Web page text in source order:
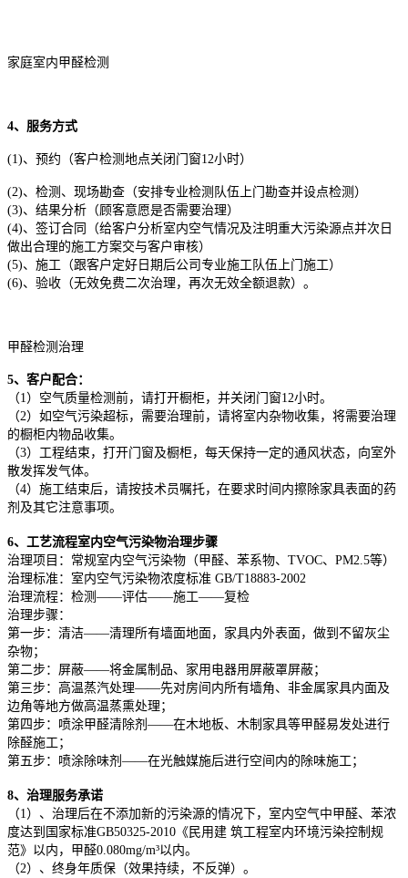
家庭室内甲醛检测
4、服务方式
(1)、预约（客户检测地点关闭门窗12小时）
(2)、检测、现场勘查（安排专业检测队伍上门勘查并设点检测）
(3)、结果分析（顾客意愿是否需要治理）
(4)、签订合同（给客户分析室内空气情况及注明重大污染源点并次日
做出合理的施工方案交与客户审核）
(5)、施工（跟客户定好日期后公司专业施工队伍上门施工）
(6)、验收（无效免费二次治理，再次无效全额退款）。
甲醛检测治理
5、客户配合：
（1）空气质量检测前，请打开橱柜，并关闭门窗12小时。
（2）如空气污染超标，需要治理前，请将室内杂物收集，将需要治理
的橱柜内物品收集。
（3）工程结束，打开门窗及橱柜，每天保持一定的通风状态，向室外
散发挥发气体。
（4）施工结束后，请按技术员嘱托，在要求时间内擦除家具表面的药
剂及其它注意事项。
6、工艺流程室内空气污染物治理步骤
治理项目：常规室内空气污染物（甲醛、苯系物、TVOC、PM2.5等）
治理标准：室内空气污染物浓度标准 GB/T18883-2002
治理流程：检测——评估——施工——复检
治理步骤：
第一步：清洁——清理所有墙面地面，家具内外表面，做到不留灰尘
杂物；
第二步：屏蔽——将金属制品、家用电器用屏蔽罩屏蔽；
第三步：高温蒸汽处理——先对房间内所有墙角、非金属家具内面及
边角等地方做高温蒸熏处理；
第四步：喷涂甲醛清除剂——在木地板、木制家具等甲醛易发处进行
除醛施工；
第五步：喷涂除味剂——在光触媒施后进行空间内的除味施工；
8、治理服务承诺
（1）、治理后在不添加新的污染源的情况下，室内空气中甲醛、苯浓
度达到国家标准GB50325-2010《民用建 筑工程室内环境污染控制规
范》以内，甲醛0.080mg/m³以内。
（2）、终身年质保（效果持续，不反弹）。